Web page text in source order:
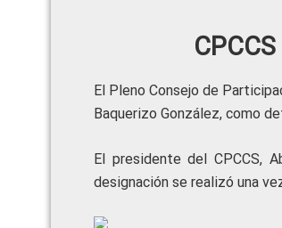
El Pleno Consejo de
Baquerizo González, como
El presidente del CPCCS,
designación se realizó una